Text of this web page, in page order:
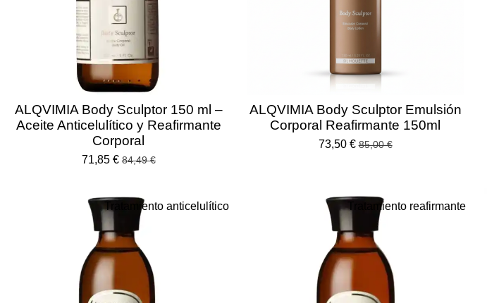
ALQVIMIA Body Sculptor 150 ml –
Aceite Anticelulítico y Reafirmante
Corporal
71,85 € 84,49 €
ALQVIMIA Body Sculptor Emulsión
Corporal Reafirmante 150ml
73,50 € 85,00 €
Tratamiento anticelulítico Tratamiento reafirmante